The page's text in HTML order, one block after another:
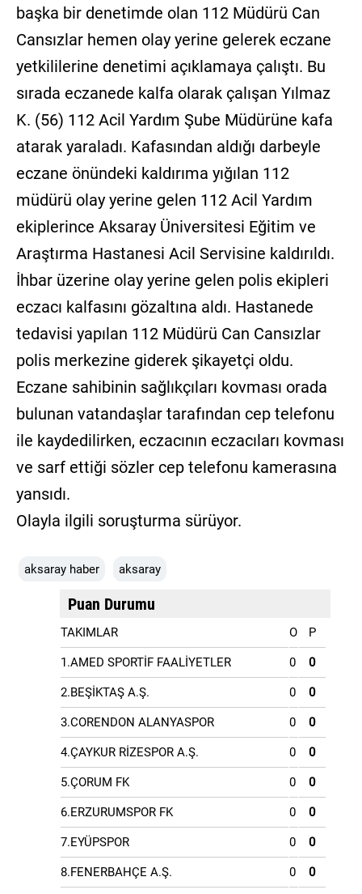
başka bir denetimde olan 112 Müdürü Can
Cansızlar hemen olay yerine gelerek eczane
yetkililerine denetimi açıklamaya çalıştı. Bu
sırada eczanede kalfa olarak çalışan Yılmaz
K. (56) 112 Acil Yardım Şube Müdürüne kafa
atarak yaraladı. Kafasından aldığı darbeyle
eczane önündeki kaldırıma yığılan 112
müdürü olay yerine gelen 112 Acil Yardım
ekiplerince Aksaray Üniversitesi Eğitim ve
Araştırma Hastanesi Acil Servisine kaldırıldı.
İhbar üzerine olay yerine gelen polis ekipleri
eczacı kalfasını gözaltına aldı. Hastanede
tedavisi yapılan 112 Müdürü Can Cansızlar
polis merkezine giderek şikayetçi oldu.
Eczane sahibinin sağlıkçıları kovması orada
bulunan vatandaşlar tarafından cep telefonu
ile kaydedilirken, eczacının eczacıları kovması
ve sarf ettiği sözler cep telefonu kamerasına
yansıdı.
Olayla ilgili soruşturma sürüyor.
aksaray haber aksaray
Puan Durumu
TAKIMLAR O P
1.AMED SPORTİF FAALİYETLER 0 0
2.BEŞİKTAŞ A.Ş. 0 0
3.CORENDON ALANYASPOR 0 0
4.ÇAYKUR RİZESPOR A.Ş. 0 0
5.ÇORUM FK 0 0
6.ERZURUMSPOR FK 0 0
7.EYÜPSPOR 0 0
8.FENERBAHÇE A.Ş. 0 0